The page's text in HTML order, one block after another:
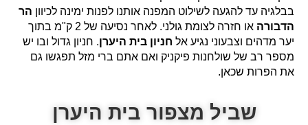
בבלגיה עד להגעה לשילוט המפנה אותנו לפנות ימינה לכיוון הר
הדבורה
או חזרה לצומת גולני. לאחר נסיעה של 2 ק"מ בתוך
יער מדהים וצבעוני נגיע אל חניון בית היערן. חניון גדול ובו יש
מספר רב של שולחנות פיקניק ואם אתם ברי מזל תפגשו גם
את הפרות שכאן.
שביל מצפור בית היערן